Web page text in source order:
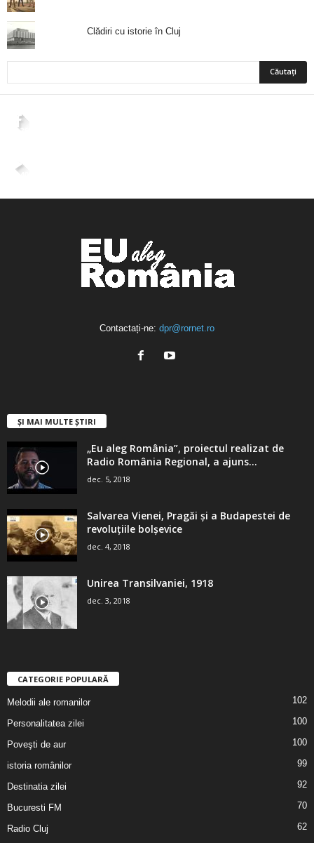
Clădiri cu istorie în Cluj
2,265
4,400
Contactați-ne: dpr@rornet.ro
ȘI MAI MULTE ȘTIRI
„Eu aleg România”, proiectul realizat de
Radio România Regional, a ajuns...
dec. 5, 2018
Salvarea Vienei, Pragăi şi a Budapestei de
revoluţiile bolşevice
dec. 4, 2018
Unirea Transilvaniei, 1918
dec. 3, 2018
CATEGORIE POPULARĂ
Melodii ale romanilor 102
Personalitatea zilei 100
Poveşti de aur 100
istoria românilor 99
Destinatia zilei 92
Bucuresti FM 70
Radio Cluj 62